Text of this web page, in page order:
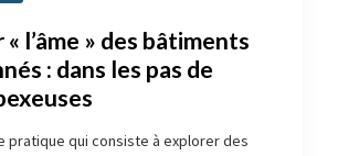
l’âme » des bâtiments
: dans les pas de
pratique qui consiste à explorer des